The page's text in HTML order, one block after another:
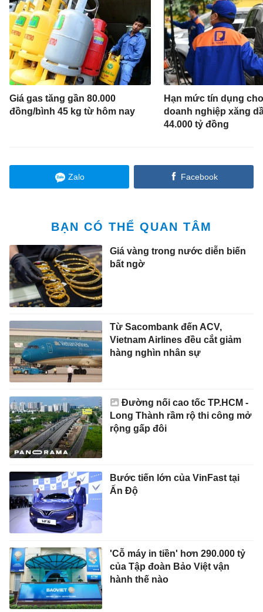
Giá gas tăng gần 80.000
đồng/bình 45 kg từ hôm nay
Hạn mức tín dụng
doanh nghiệp xăng
44.000 tỷ đồng
Zalo Facebook
BẠN CÓ THỂ QUAN TÂM
Giá vàng trong nước diễn biến
bất ngờ
Từ Sacombank đến ACV,
Vietnam Airlines đều cắt giảm
hàng nghìn nhân sự
Đường nối cao tốc TP.HCM -
Long Thành rầm rộ thi công mở
rộng gấp đôi
Bước tiến lớn của VinFast tại
Ấn Độ
'Cỗ máy in tiền' hơn 290.000 tỷ
của Tập đoàn Bảo Việt vận
hành thế nào